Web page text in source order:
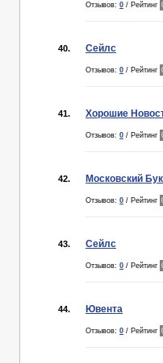
Отзывов: 0 / Рейтинг
40. Сейлс
Отзывов: 0 / Рейтинг
41. Хорошие
Отзывов: 0 / Рейтинг
42. Московский
Отзывов: 0 / Рейтинг
43. Сейлс
Отзывов: 0 / Рейтинг
44. Ювента
Отзывов: 0 / Рейтинг